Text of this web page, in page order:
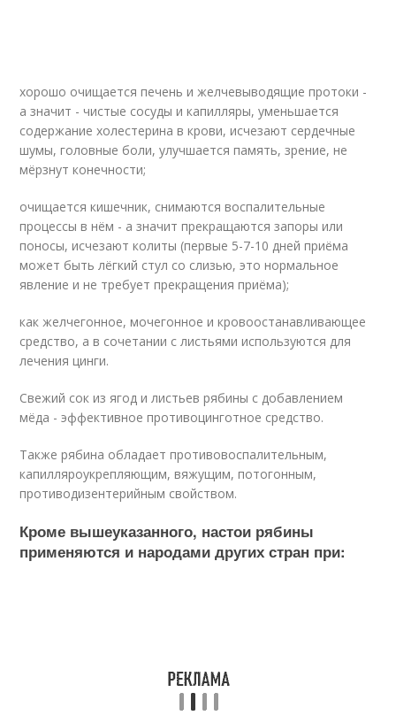
хорошо очищается печень и желчевыводящие протоки -
а значит - чистые сосуды и капилляры, уменьшается
содержание холестерина в крови, исчезают сердечные
шумы, головные боли, улучшается память, зрение, не
мёрзнут конечности;
очищается кишечник, снимаются воспалительные
процессы в нём - а значит прекращаются запоры или
поносы, исчезают колиты (первые 5-7-10 дней приёма
может быть лёгкий стул со слизью, это нормальное
явление и не требует прекращения приёма);
как желчегонное, мочегонное и кровоостанавливающее
средство, а в сочетании с листьями используются для
лечения цинги.
Свежий сок из ягод и листьев рябины с добавлением
мёда - эффективное противоцинготное средство.
Также рябина обладает противовоспалительным,
капилляроукрепляющим, вяжущим, потогонным,
противодизентерийным свойством.
Кроме вышеуказанного, настои рябины
применяются и народами других стран при: